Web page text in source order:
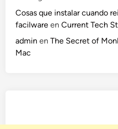
Cosas que instalar cuando
facilware enCurrent Tech
admin enThe Secret of
Mac